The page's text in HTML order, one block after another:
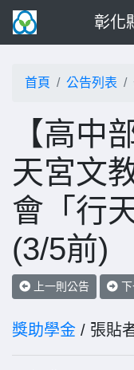
彰化
首頁 公告列表
【高中
天宮文
會「行
(3/5前)
上一則公告
獎助學金 / 張貼